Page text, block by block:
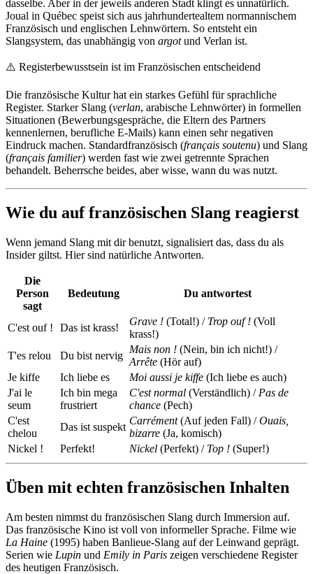
dasselbe. Aber in der jeweils anderen Stadt klingt es unnatürlich.
Joual in Québec speist sich aus jahrhundertealtem normannischem
Französisch und englischen Lehnwörtern. So entsteht ein
Slangsystem, das unabhängig von argotund Verlan ist.
⚠️ Registerbewusstsein ist im Französischen entscheidend
Die französische Kultur hat ein starkes Gefühl für sprachliche
Register. Starker Slang (verlan, arabische Lehnwörter) in formellen
Situationen (Bewerbungsgespräche, die Eltern des Partners
kennenlernen, berufliche E-Mails) kann einen sehr negativen
Eindruck machen. Standardfranzösisch (français soutenu) und Slang
(français familier) werden fast wie zwei getrennte Sprachen
behandelt. Beherrsche beides, aber wisse, wann du was nutzt.
Wie du auf französischen Slang reagierst
Wenn jemand Slang mit dir benutzt, signalisiert das, dass du als
Insider giltst. Hier sind natürliche Antworten.
Die
Person
sagt
Bedeutung Du antwortest
C'est ouf ! Das ist krass!
Grave ! (Total!) / Trop ouf ! (Voll
krass!)
T'es relou
Du bist nervig
Mais non ! (Nein, bin ich nicht!) /
Arrête (Hör auf)
Je kiffe
Ich liebe es Moi aussi je kiffe (Ich liebe es auch)
J'ai le
seum
Ich bin mega
frustriert
C'est normal (Verständlich) / Pas de
chance (Pech)
C'est
chelou
Das ist suspekt
Carrément(Auf jeden Fall) /Ouais,
bizarre (Ja, komisch)
Nickel !
Perfekt! Nickel (Perfekt) / Top ! (Super!)
Üben mit echten französischen Inhalten
Am besten nimmst du französischen Slang durch Immersion auf.
Das französische Kino ist voll von informeller Sprache. Filme wie
La Haine (1995) haben Banlieue-Slang auf der Leinwand geprägt.
Serien wie Lupin und Emily in Paris zeigen verschiedene Register
des heutigen Französisch.